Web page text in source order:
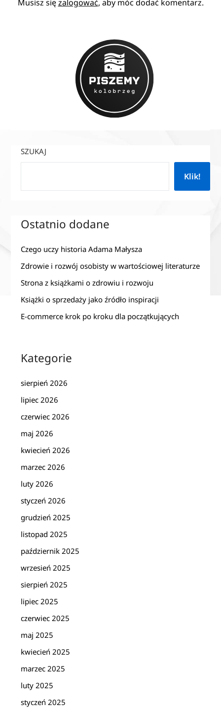
Musisz sięzalogować, aby móc dodać komentarz.
SZUKAJ
Klik!
Ostatnio dodane
Czego uczy historia Adama Małysza
Zdrowie i rozwój osobisty w wartościowej literaturze
Strona z książkami o zdrowiu i rozwoju
Książki o sprzedaży jako źródło inspiracji
E-commerce krok po kroku dla początkujących
Kategorie
sierpień 2026
lipiec 2026
czerwiec 2026
maj 2026
kwiecień 2026
marzec 2026
luty 2026
styczeń 2026
grudzień 2025
listopad 2025
październik 2025
wrzesień 2025
sierpień 2025
lipiec 2025
czerwiec 2025
maj 2025
kwiecień 2025
marzec 2025
luty 2025
styczeń 2025